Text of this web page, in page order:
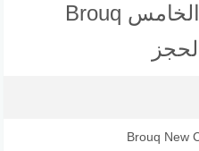
كمبوند بروق التجمع الخامس Brouq